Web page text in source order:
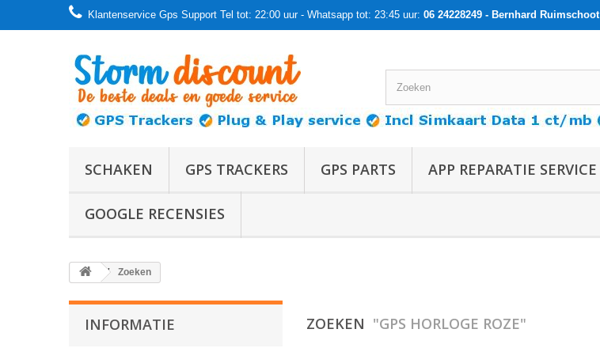
Klantenservice Gps Support Tel tot: 22:00 uur - Whatsapp tot: 23:45 uur: 06 24228249 - Bernhard Ruimschoot
SCHAKEN GPS TRACKERS GPS PARTS APP REPARATIE SERVICE
GOOGLE RECENSIES
Zoeken
INFORMATIE ZOEKEN "GPS HORLOGE ROZE"